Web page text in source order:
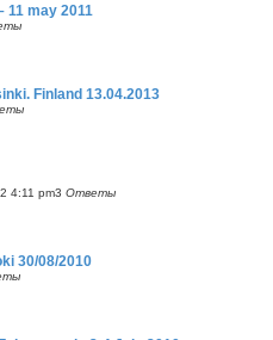
11 may 2011
Finland 13.04.2013
4:11 pm3 Ответы
30/08/2010